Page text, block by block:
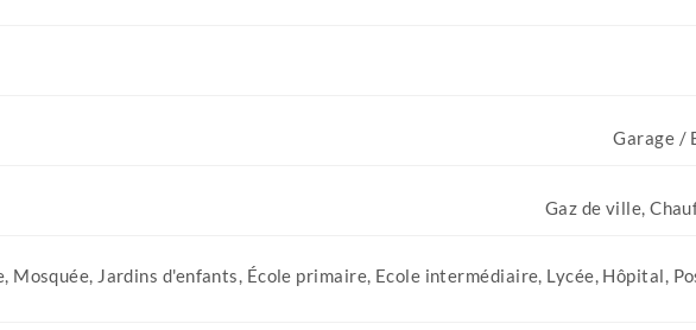
Garage /
Gaz de ville,
Mosquée, Jardins d'enfants, École primaire, Ecole intermédiaire, Lycée, Hôpital,